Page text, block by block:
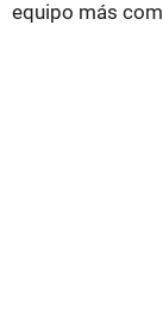
equipo más